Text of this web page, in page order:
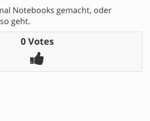
Notebooks gemacht, oder
geht.
0 Votes